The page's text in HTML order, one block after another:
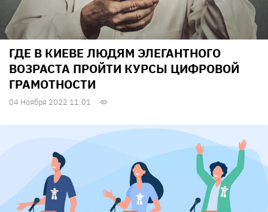
ГДЕ В КИЕВЕ ЛЮДЯМ ЭЛЕГАНТНОГО
ВОЗРАСТА ПРОЙТИ КУРСЫ ЦИФРОВОЙ
ГРАМОТНОСТИ
04 Ноября 2022 11:01